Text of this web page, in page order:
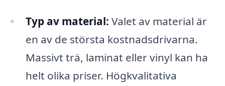
Typ av material: Valet av material är
en av de största kostnadsdrivarna.
Massivt trä, laminat eller vinyl kan ha
helt olika priser. Högkvalitativa